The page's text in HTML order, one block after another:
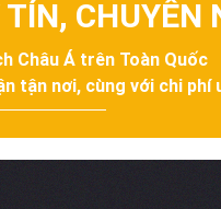
CHUYÊN
Châu Á trên Toàn Quốc
tận nơi, cùng với chi phí